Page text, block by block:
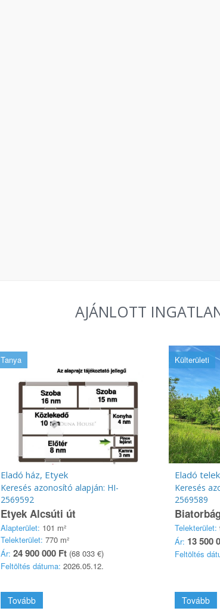
AJÁNLOTT
Tanya
Eladó ház, Etyek
Keresés azonosító alapján: HI-
2569592
Etyek Alcsúti út
Alapterület: 101 m²
Telekterület: 770 m²
Ár: 24 900 000 Ft(68 033 €)
Feltöltés dátuma: 2026.05.12.
Tovább
Külterületi
Eladó
Keresés
2569589
Telekterület:
Ár: 13 500
Feltöltés
Tovább